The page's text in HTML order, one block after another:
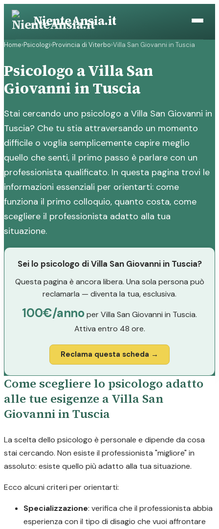
Vai
contenuto
NienteAnsia.it
Home›Psicologi›Provincia di Viterbo›Villa San Giovanni in Tuscia
Psicologo a Villa San
Giovanni in Tuscia
Stai cercando uno psicologo a Villa San Giovanni in
Tuscia? Che tu stia attraversando un momento
difficile o voglia semplicemente capire meglio
quello che senti, il primo passo è parlare con un
professionista qualificato. In questa pagina trovi le
informazioni essenziali per orientarti: come
funziona il primo colloquio, quanto costa, come
scegliere il professionista adatto alla tua
situazione.
Sei lo psicologo di Villa San Giovanni in Tuscia?
Questa pagina è ancora libera. Una sola persona può
reclamarla — diventa la tua, esclusiva.
100€/annoper Villa San Giovanni in Tuscia.
Attiva entro 48 ore.
Reclama questa scheda →
Come scegliere lo psicologo adatto
alle tue esigenze a Villa San
Giovanni in Tuscia
La scelta dello psicologo è personale e dipende da cosa
stai cercando. Non esiste il professionista "migliore" in
assoluto: esiste quello più adatto alla tua situazione.
Ecco alcuni criteri per orientarti:
Specializzazione: verifica che il professionista abbia
esperienza con il tipo di disagio che vuoi affrontare